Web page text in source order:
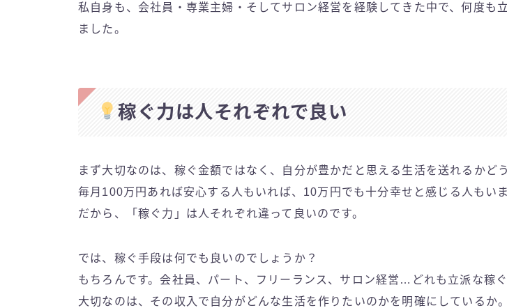
私自身も、会社員・専業主婦・そしてサロン経営を経験してきた中で、何度も
ました。
稼ぐ力は人それぞれで良い
まず大切なのは、稼ぐ金額ではなく、自分が豊かだと思える生活を送れるかどう
毎月100万円あれば安心する人もいれば、10万円でも十分幸せと感じる人もいま
だから、「稼ぐ力」は人それぞれ違って良いのです。
では、稼ぐ手段は何でも良いのでしょうか？
もちろんです。会社員、パート、フリーランス、サロン経営…どれも立派な稼ぐ
大切なのは、その収入で自分がどんな生活を作りたいのかを明確にしているか。